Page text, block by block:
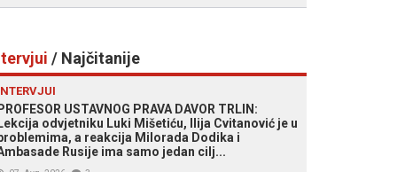
/ Najčitanije
USTAVNOG PRAVA DAVOR TRLIN:
odvjetniku Luki Mišetiću, Ilija Cvitanović je u
a reakcija Milorada Dodika i
Rusije ima samo jedan cilj...